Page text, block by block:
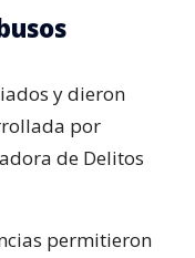
y dieron
por
de Delitos
permitieron